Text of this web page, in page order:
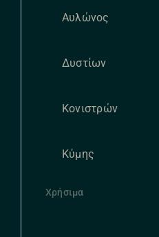
Αυλώνος
Δυστίων
Κονιστρών
Κύμης
Χρήσιμα